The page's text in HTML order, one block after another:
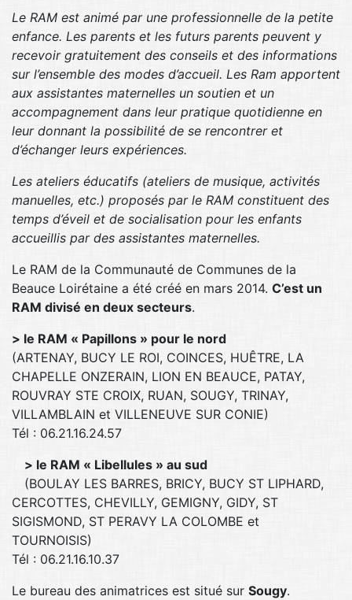
Le RAM est animé par une professionnelle de la petite
enfance. Les parents et les futurs parents peuvent y
recevoir gratuitement des conseils et des informations
sur l’ensemble des modes d’accueil. Les Ram apportent
aux assistantes maternelles un soutien et un
accompagnement dans leur pratique quotidienne en
leur donnant la possibilité de se rencontrer et
d’échanger leurs expériences.
Les ateliers éducatifs (ateliers de musique, activités
manuelles, etc.) proposés par le RAM constituent des
temps d’éveil et de socialisation pour les enfants
accueillis par des assistantes maternelles.
Le RAM de la Communauté de Communes de la
Beauce Loirétaine a été créé en mars 2014. C’est un
RAM divisé en deux secteurs.
> le RAM « Papillons » pour le nord
(ARTENAY, BUCY LE ROI, COINCES, HUÊTRE, LA
CHAPELLE ONZERAIN, LION EN BEAUCE, PATAY,
ROUVRAY STE CROIX, RUAN, SOUGY, TRINAY,
VILLAMBLAIN et VILLENEUVE SUR CONIE)
Tél : 06.21.16.24.57
> le RAM « Libellules » au sud
(BOULAY LES BARRES, BRICY, BUCY ST LIPHARD,
CERCOTTES, CHEVILLY, GEMIGNY, GIDY, ST
SIGISMOND, ST PERAVY LA COLOMBE et
TOURNOISIS)
Tél : 06.21.16.10.37
Le bureau des animatrices est situé sur Sougy.